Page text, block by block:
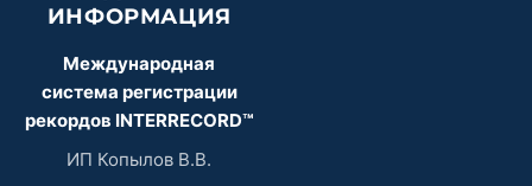
ИНФОРМАЦИЯ
Международная
система регистрации
рекордов INTERRECORD™
ИП Копылов В.В.